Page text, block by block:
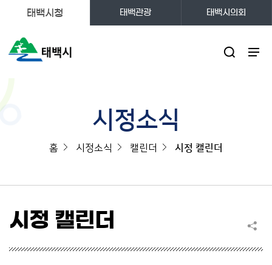
태백시청 태백관광 태백시의회
시정소식
홈 시정소식 캘린더 시정 캘린더
시정 캘린더